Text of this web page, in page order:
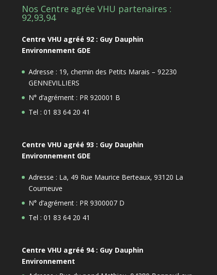
Nos Centre agrée VHU partenaires :
92,93,94
Centre VHU agréé 92 : Guy Dauphin
Environnement GDE
Adresse : 19, chemin des Petits Marais – 92230
GENNEVILLIERS
N° d’agrément : PR 920001 B
Tel : 01 83 64 20 41
Centre VHU agréé 93 : Guy Dauphin
Environnement GDE
Adresse : La, 49 Rue Maurice Berteaux, 93120 La
Courneuve
N° d’agrément : PR 9300007 D
Tel : 01 83 64 20 41
Centre VHU agréé 94 : Guy Dauphin
Environnement